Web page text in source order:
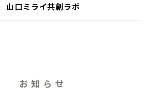
山口ミライ共創ラボ
お知らせ